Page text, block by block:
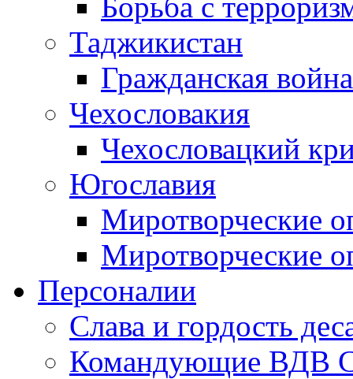
Таджикистан
Гражданская
Чехословакия
Чехословацкий
Югославия
Миротворческие
Миротворческие
Персоналии
Слава и гордость
Командующие ВДВ